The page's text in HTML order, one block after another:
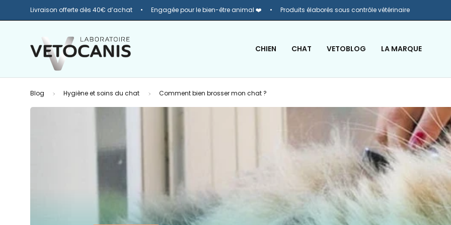
Livraison offerte dès 40€ d’achat Engagée pour le bien-être animal ❤️ Produits élaborés sous contrôle vétérinaire
CHIEN CHAT VETOBLOG LA MARQUE
Blog Hygiène et soins du chat Comment bien brosser mon chat ?